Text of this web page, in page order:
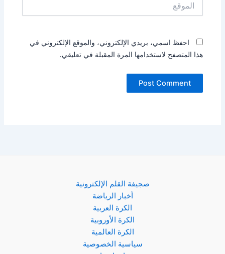
احفظ اسمي، بريدي الإلكتروني، والموقع الإلكتروني في
هذا المتصفح لاستخدامها المرة المقبلة في تعليقي.
صجيفة القلم الإلكترونية
أخبار الرياضة
الكرة العربية
الكرة الأوروبية
الكرة العالمية
سياسية الخصوصية